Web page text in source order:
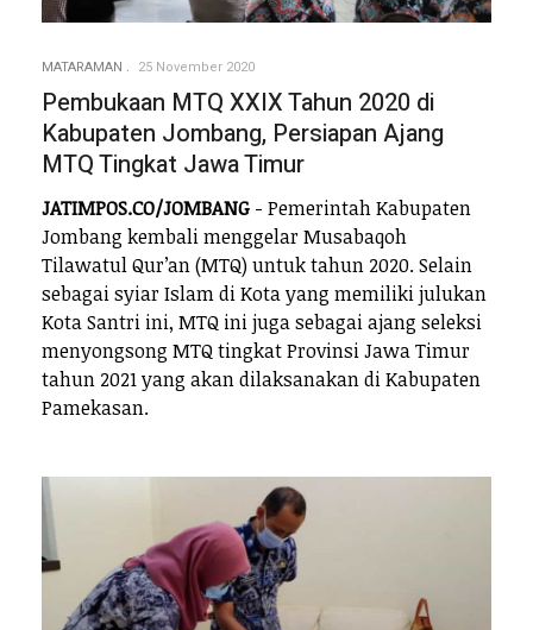
MATARAMAN 25 November 2020
Pembukaan MTQ XXIX Tahun 2020 di
Kabupaten Jombang, Persiapan Ajang
MTQ Tingkat Jawa Timur
JATIMPOS.CO/JOMBANG - Pemerintah Kabupaten
Jombang kembali menggelar Musabaqoh
Tilawatul Qur’an (MTQ) untuk tahun 2020. Selain
sebagai syiar Islam di Kota yang memiliki julukan
Kota Santri ini, MTQ ini juga sebagai ajang seleksi
menyongsong MTQ tingkat Provinsi Jawa Timur
tahun 2021 yang akan dilaksanakan di Kabupaten
Pamekasan.